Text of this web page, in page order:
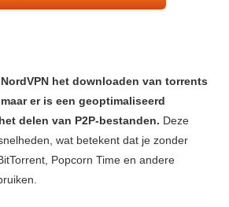
het downloaden van torrents
er is een geoptimaliseerd
delen van P2P-bestanden. Deze
wat betekent dat je zonder
Popcorn Time en andere